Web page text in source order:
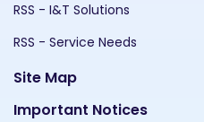
RSS - I&T Solutions
RSS - Service Needs
Site Map
Important Notices